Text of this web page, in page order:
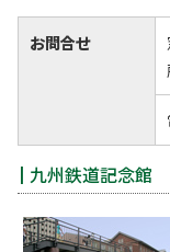
お問合せ
九州鉄道記念館